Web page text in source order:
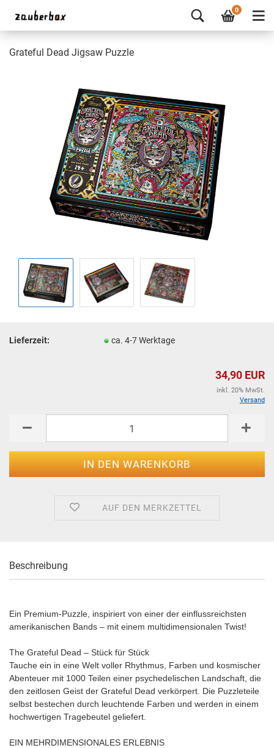
0
Grateful Dead Jigsaw Puzzle
Lieferzeit: ca. 4-7 Werktage
34,90 EUR
inkl. 20% MwSt.
Versand
AUF DEN MERKZETTEL
Beschreibung
Ein Premium-Puzzle, inspiriert von einer der einflussreichsten
amerikanischen Bands – mit einem multidimensionalen Twist!
The Grateful Dead – Stück für Stück
Tauche ein in eine Welt voller Rhythmus, Farben und kosmischer
Abenteuer mit 1000 Teilen einer psychedelischen Landschaft, die
den zeitlosen Geist der Grateful Dead verkörpert. Die Puzzleteile
selbst bestechen durch leuchtende Farben und werden in einem
hochwertigen Tragebeutel geliefert.
EIN MEHRDIMENSIONALES ERLEBNIS